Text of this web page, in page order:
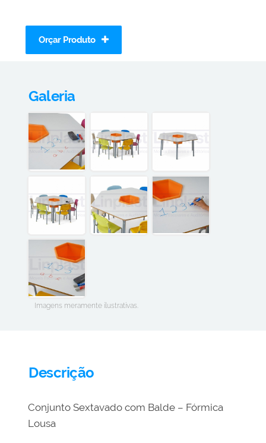
Orçar Produto
Galeria
Imagens meramente ilustrativas.
Descrição
Conjunto Sextavado com Balde – Fórmica
Lousa